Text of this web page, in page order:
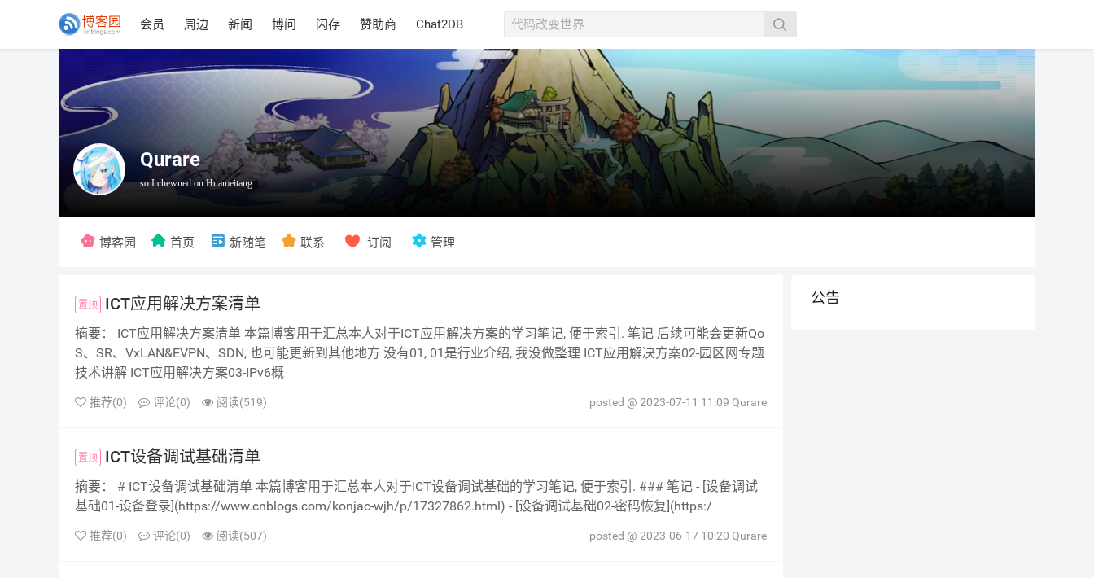
会员 周边 新闻 博问 闪存 赞助商 Chat2DB
所有博客
当前博客
Qurare
博客园 首页 新随笔 联系 订阅 管理
ICT应用解决方案清单
摘要： ICT应用解决方案清单 本篇博客用于汇总本人对于ICT应用解决方案的学习笔记, 便于索引. 笔记 后续可能会更新Qo
S、SR、VxLAN&EVPN、SDN, 也可能更新到其他地方 没有01, 01是行业介绍, 我没做整理 ICT应用解决方案02-园区网专题
技术讲解 ICT应用解决方案03-IPv6概
posted @ 2023-07-11 11:09 Qurare
阅读(519)
评论(0)
推荐(0)
ICT设备调试基础清单
摘要： # ICT设备调试基础清单 本篇博客用于汇总本人对于ICT设备调试基础的学习笔记, 便于索引. ### 笔记 - [设备调试
基础01-设备登录](https://www.cnblogs.com/konjac-wjh/p/17327862.html) - [设备调试基础02-密码恢复](https:/
posted @ 2023-06-17 10:20 Qurare
阅读(507)
评论(0)
推荐(0)
公告